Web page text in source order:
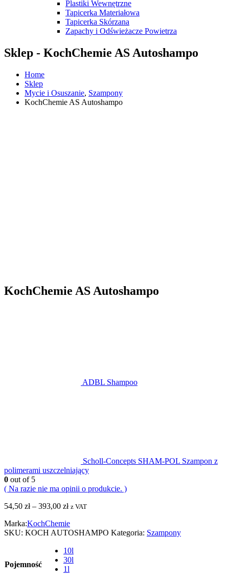
Plastiki Wewnętrzne
Tapicerka Materiałowa
Tapicerka Skórzana
Zapachy i Odświeżacze Powietrza
Sklep - KochChemie AS Autoshampo
Home
Sklep
Mycie i Osuszanie, Szampony
KochChemie AS Autoshampo
KochChemie AS Autoshampo
ADBL Shampoo
Scholl-Concepts SHAM-POL Szampon z
polimerami uszczelniający
0 out of 5
( Na razie nie ma opinii o produkcie. )
54,50 zł– 393,00 zł z VAT
Marka:KochChemie
SKU: KOCH AUTOSHAMPO Kategoria: Szampony
Pojemność
10l
30l
1l